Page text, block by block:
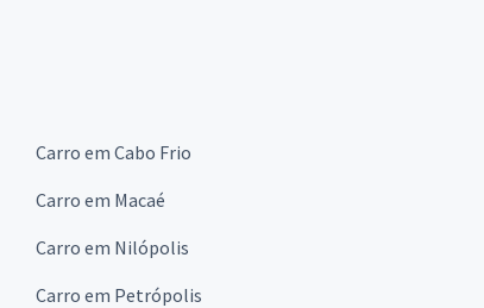
Carro em Cabo Frio
Carro em Macaé
Carro em Nilópolis
Carro em Petrópolis